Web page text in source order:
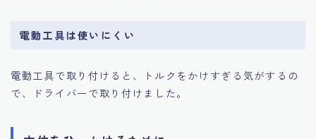
電動工具は使いにくい
電動工具で取り付けると、トルクをかけすぎる気がするの
で、ドライバーで取り付けました。